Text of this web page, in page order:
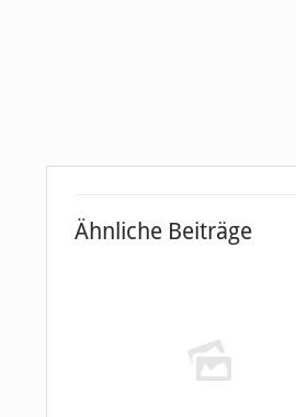
Ähnliche Beiträge